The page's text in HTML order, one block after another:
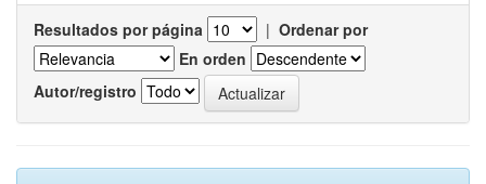
Resultados por página | Ordenar por
En orden
Autor/registro